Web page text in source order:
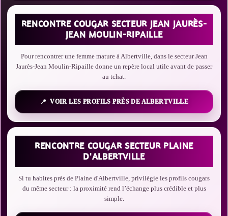
RENCONTRE COUGAR SECTEUR JEAN JAURÈS-
JEAN MOULIN-RIPAILLE
Pour rencontrer une femme mature à Albertville, dans le secteur Jean
Jaurès-Jean Moulin-Ripaille donne un repère local utile avant de passer
au tchat.
VOIR LES PROFILS PRÈS DE ALBERTVILLE
RENCONTRE COUGAR SECTEUR PLAINE
D'ALBERTVILLE
Si tu habites près de Plaine d'Albertville, privilégie les profils cougars
du même secteur : la proximité rend l’échange plus crédible et plus
simple.